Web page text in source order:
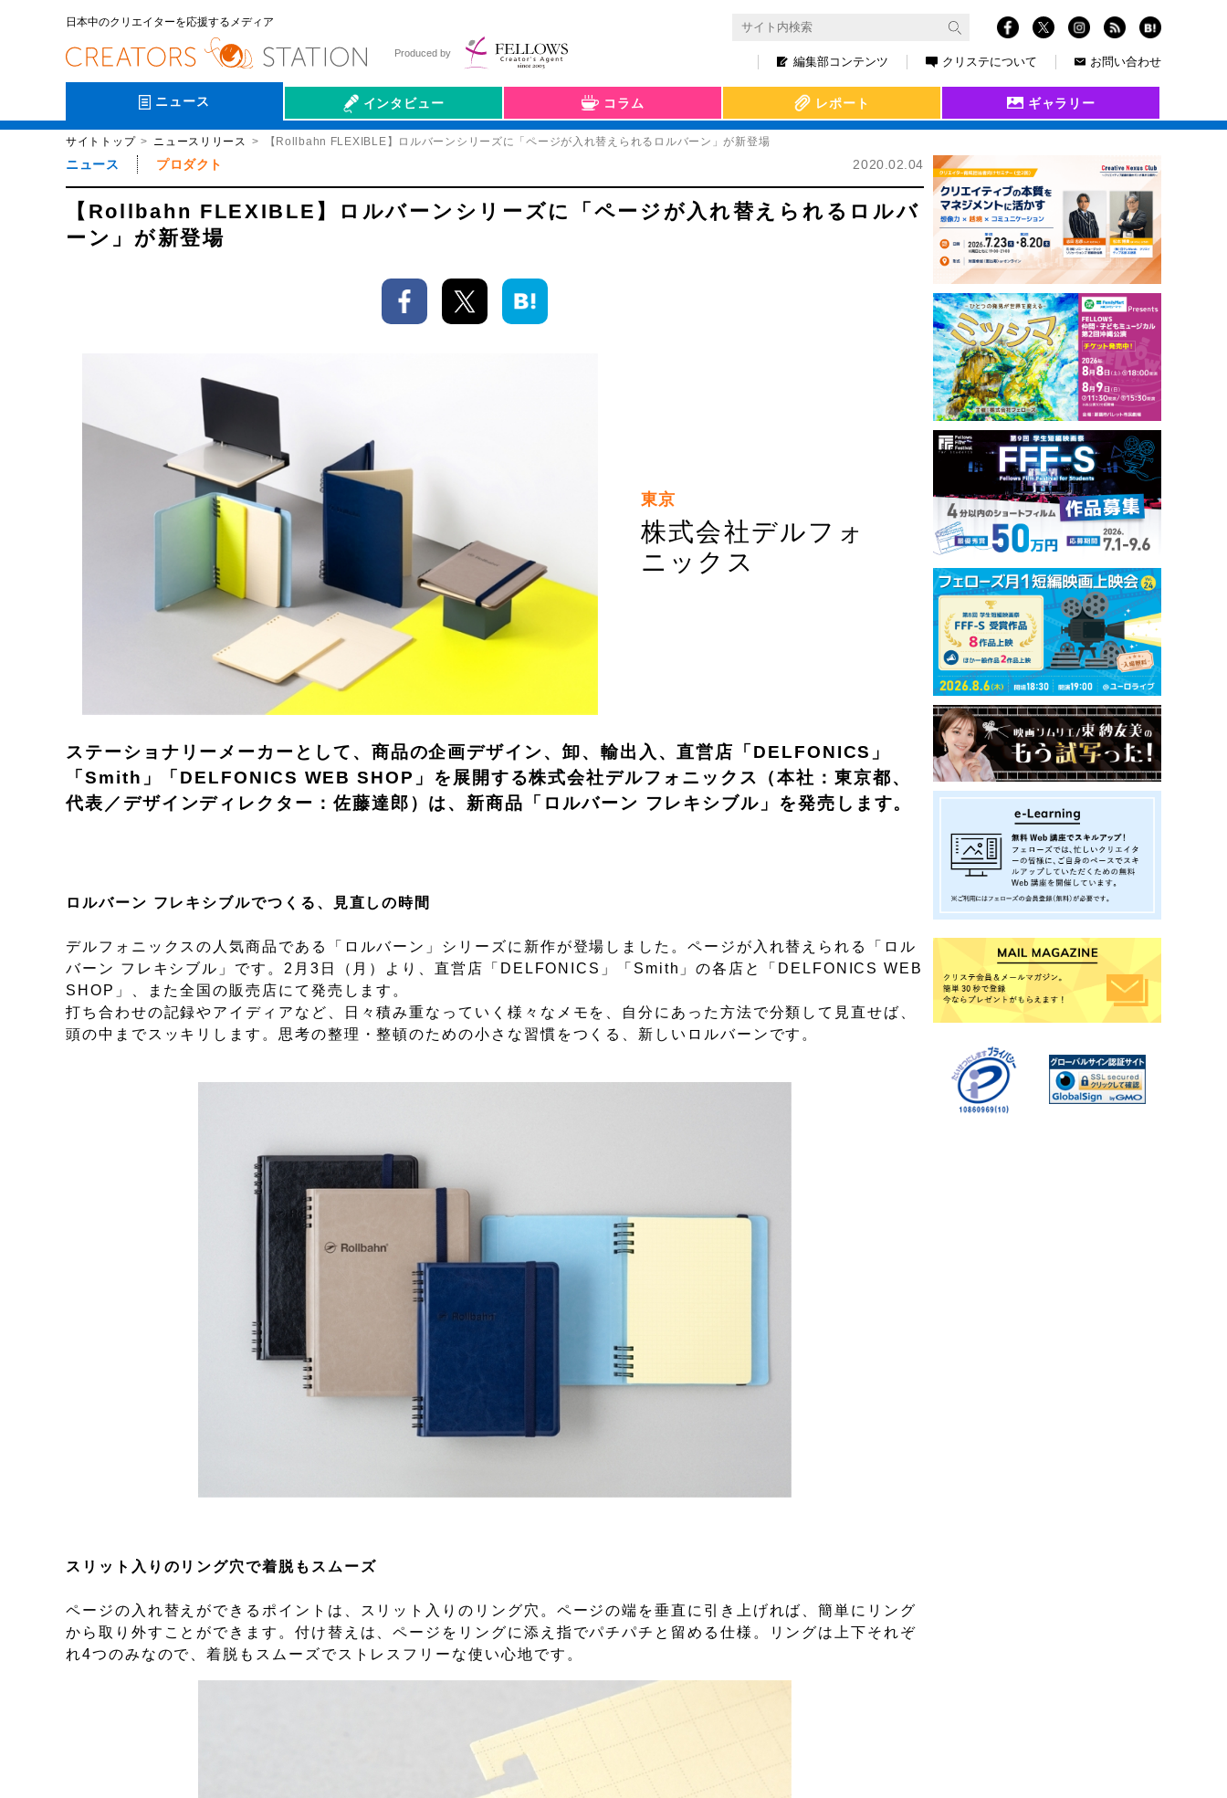
日本中のクリエイターを応援するメディア
編集部コンテンツ クリステについて お問い合わせ
Produced by
ニュース インタビュー
会社伝
コラム レポート ギャラリー
サイトトップ ニュースリリース 【Rollbahn FLEXIBLE】ロルバーンシリーズに「ページが入れ替えられるロルバーン」が新登場
ニュース プロダクト 2020.02.04
【Rollbahn FLEXIBLE】ロルバーンシリーズに「ページが入れ替えられるロルバ
ーン」が新登場
東京
株式会社デルフォ
ニックス
ステーショナリーメーカーとして、商品の企画デザイン、卸、輸出入、直営店「DELFONICS」
「Smith」「DELFONICS WEB SHOP」を展開する株式会社デルフォニックス（本社：東京都、
代表／デザインディレクター：佐藤達郎）は、新商品「ロルバーン フレキシブル」を発売します。
ロルバーン フレキシブルでつくる、見直しの時間
デルフォニックスの人気商品である「ロルバーン」シリーズに新作が登場しました。ページが入れ替えられる「ロル
バーン フレキシブル」です。2月3日（月）より、直営店「DELFONICS」「Smith」の各店と「DELFONICS WEB
SHOP」、また全国の販売店にて発売します。
打ち合わせの記録やアイディアなど、日々積み重なっていく様々なメモを、自分にあった方法で分類して見直せば、
頭の中までスッキリします。思考の整理・整頓のための小さな習慣をつくる、新しいロルバーンです。
スリット入りのリング穴で着脱もスムーズ
ページの入れ替えができるポイントは、スリット入りのリング穴。ページの端を垂直に引き上げれば、簡単にリング
から取り外すことができます。付け替えは、ページをリングに添え指でパチパチと留める仕様。リングは上下それぞ
れ4つのみなので、着脱もスムーズでストレスフリーな使い心地です。